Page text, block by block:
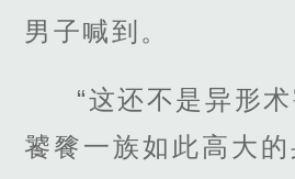
男子喊到。
“这还不是异形
饕餮一族如此高大